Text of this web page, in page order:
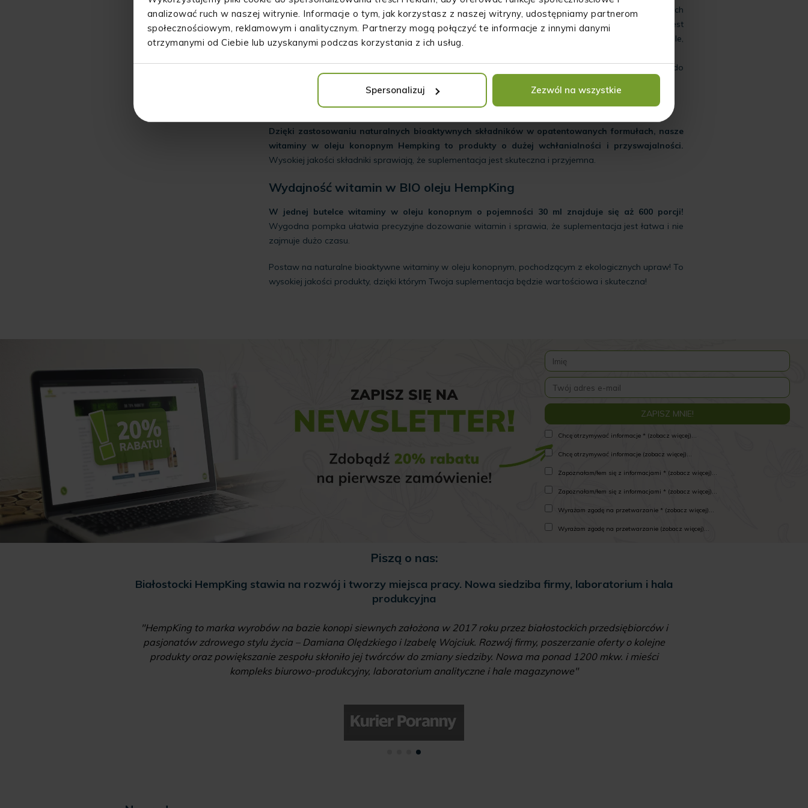
analizować ruch w naszej witrynie. Informacje o tym, jak korzystasz z naszej witryny, udostępniamy partnerom
społecznościowym, reklamowym i analitycznym. Partnerzy mogą połączyć te informacje z innymi danymi
otrzymanymi od Ciebie lub uzyskanymi podczas korzystania z ich usług.
Spersonalizuj Zezwól na wszystkie
gwinejskiego. Olej palmowy jest uważany za najbogatsze źródło tych składników. Według dostępnych
badań, patent witaminy E EVNOL SUPRABIOTM działa w taki sposób, że wchłanianie tokotrienoli jest
powiększone aż do 300%! To więcej niż tylko witamina E. Zawiera także skwalen roślinny, fitosterole,
CaroCare®to prowitamina A, która pochodzi z naturalnej biofermentacji. Jest nam potrzebna do
produkcji witaminy A, która odpowiada m.in. za odporność, wzrok, różnicowanie komórek, skórę.
Wysoka przyswajalność witamin rozpuszczonych w oleju konopnym
Dzięki zastosowaniu naturalnych bioaktywnych składników w opatentowanych formułach, nasze
witaminy w oleju konopnym Hempking to produkty o dużej wchłanialności i przyswajalności.
Wysokiej jakości składniki sprawiają, że suplementacja jest skuteczna i przyjemna.
Wydajność witamin w BIO oleju HempKing
W jednej butelce witaminy w oleju konopnym o pojemności 30 ml znajduje się aż 600 porcji!
Wygodna pompka ułatwia precyzyjne dozowanie witamin i sprawia, że suplementacja jest łatwa i nie
zajmuje dużo czasu.
Postaw na naturalne bioaktywne witaminy w oleju konopnym, pochodzącym z ekologicznych upraw! To
wysokiej jakości produkty, dzięki którym Twoja suplementacja będzie wartościowa i skuteczna!
Chcę otrzymywać informacje * (zobacz więcej)...
Chcę otrzymywać informacje (zobacz więcej)...
Zapoznałam/łem się z informacjami * (zobacz więcej)...
Zapoznałam/łem się z informacjami * (zobacz więcej)...
Wyrażam zgodę na przetwarzanie * (zobacz więcej)...
Wyrażam zgodę na przetwarzanie (zobacz więcej)...
Piszą o nas:
Białostocki HempKing stawia na rozwój i tworzy miejsca pracy. Nowa siedziba firmy, laboratorium i hala
produkcyjna
"HempKing to marka wyrobów na bazie konopi siewnych założona w 2017 roku przez białostockich przedsiębiorców i
pasjonatów zdrowego stylu życia – Damiana Olędzkiego i Izabelę Wojciuk. Rozwój firmy, poszerzanie oferty o kolejne
produkty oraz powiększanie zespołu skłoniło jej twórców do zmiany siedziby. Nowa ma ponad 1200 mkw. i mieści
kompleks biurowo-produkcyjny, laboratorium analityczne i hale magazynowe"